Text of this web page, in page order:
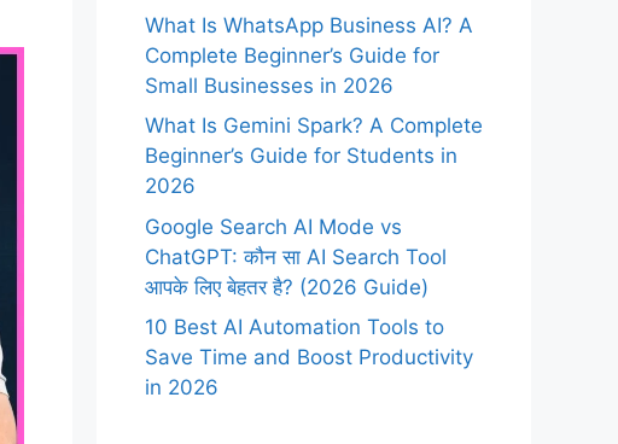
What Is WhatsApp Business AI? A
Complete Beginner’s Guide for
Small Businesses in 2026
What Is Gemini Spark? A Complete
Beginner’s Guide for Students in
2026
Google Search AI Mode vs
ChatGPT: कौन सा AI Search Tool
आपके लिए बेहतर है? (2026 Guide)
10 Best AI Automation Tools to
Save Time and Boost Productivity
in 2026